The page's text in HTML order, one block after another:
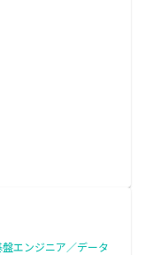
エンジニア／データ